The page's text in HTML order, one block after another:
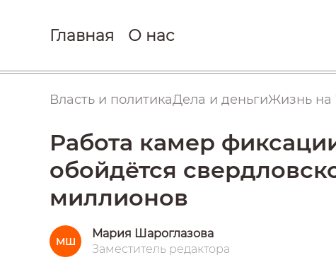
Главная О нас
Власть и политикаДела и деньгиЖизнь на
Работа камер
обойдётся
миллионов
МШ
Мария Шароглазова
Заместитель редактора